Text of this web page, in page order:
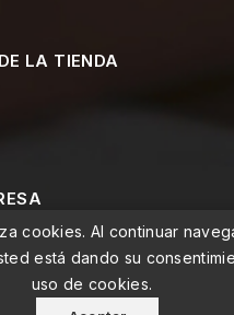
LA TIENDA
cookies. Al continuar
está dando su
uso de cookies.
BOLETÍN